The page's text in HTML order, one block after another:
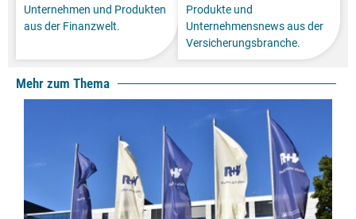
Unternehmen und Produkten
aus der Finanzwelt.
Produkte und
Unternehmensnews aus der
Versicherungsbranche.
Mehr zum Thema